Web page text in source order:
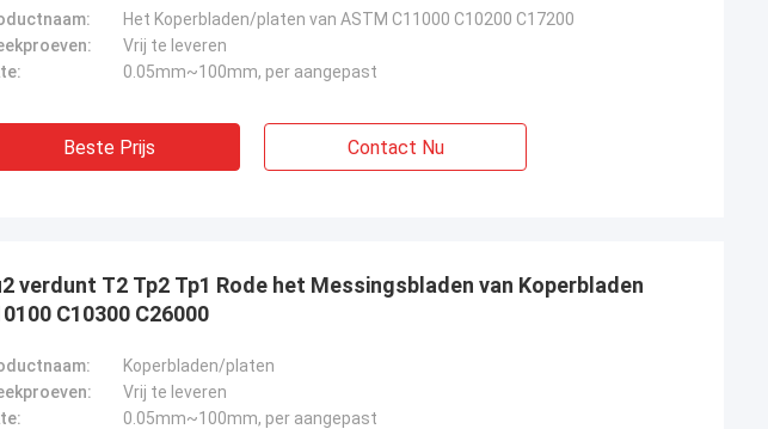
Het Koperbladen/platen van ASTM C11000 C10200 C17200
Vrij te leveren
0.05mm~100mm, per aangepast
Beste Prijs Contact Nu
verdunt T2 Tp2 Tp1 Rode het Messingsbladen van Koperbladen
C10300 C26000
Koperbladen/platen
Vrij te leveren
0.05mm~100mm, per aangepast